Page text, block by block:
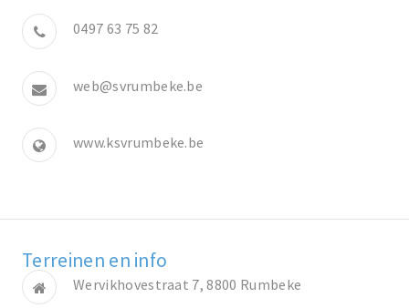
0497 63 75 82
web@svrumbeke.be
www.ksvrumbeke.be
Terreinen en info
Wervikhovestraat 7, 8800 Rumbeke